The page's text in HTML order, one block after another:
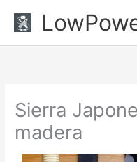
Sierra
madera